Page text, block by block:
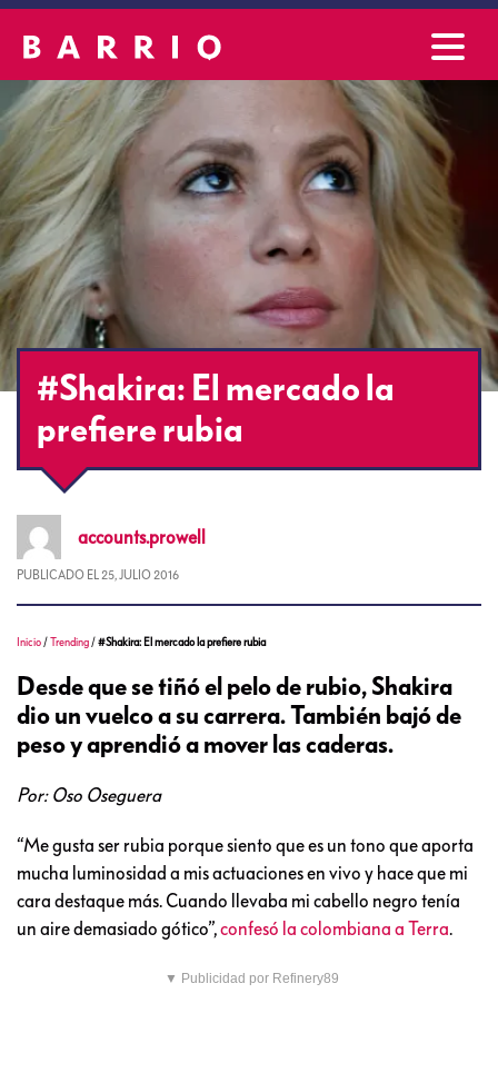
#Shakira: El mercado la
prefiere rubia
accounts.prowell
PUBLICADO EL 25, JULIO 2016
Inicio /Trending /#Shakira: El mercado la prefiere rubia
Desde que se tiñó el pelo de rubio, Shakira
dio un vuelco a su carrera. También bajó de
peso y aprendió a mover las caderas.
Por: Oso Oseguera
“Me gusta ser rubia porque siento que es un tono que aporta
mucha luminosidad a mis actuaciones en vivo y hace que mi
cara destaque más. Cuando llevaba mi cabello negro tenía
un aire demasiado gótico”,confesó la colombiana a Terra.
▼ Publicidad por Refinery89